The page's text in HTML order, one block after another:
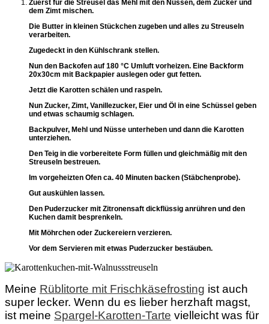
Zuerst für die Streusel das Mehl mit den Nüssen, dem Zucker und
dem Zimt mischen.
Die Butter in kleinen Stückchen zugeben und alles zu Streuseln
verarbeiten.
Zugedeckt in den Kühlschrank stellen.
Nun den Backofen auf 180 °C Umluft vorheizen. Eine Backform
20x30cm mit Backpapier auslegen oder gut fetten.
Jetzt die Karotten schälen und raspeln.
Nun Zucker, Zimt, Vanillezucker, Eier und Öl in eine Schüssel geben
und etwas schaumig schlagen.
Backpulver, Mehl und Nüsse unterheben und dann die Karotten
unterziehen.
Den Teig in die vorbereitete Form füllen und gleichmäßig mit den
Streuseln bestreuen.
Im vorgeheizten Ofen ca. 40 Minuten backen (Stäbchenprobe).
Gut auskühlen lassen.
Den Puderzucker mit Zitronensaft dickflüssig anrühren und den
Kuchen damit besprenkeln.
Mit Möhrchen oder Zuckereiern verzieren.
Vor dem Servieren mit etwas Puderzucker bestäuben.
Meine Rüblitorte mit Frischkäsefrosting ist auch
super lecker. Wenn du es lieber herzhaft magst,
ist meine Spargel-Karotten-Tarte vielleicht was für